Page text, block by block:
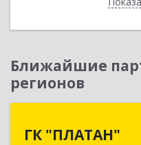
Ближайшие
регионов
ГК "ПЛАТАН"